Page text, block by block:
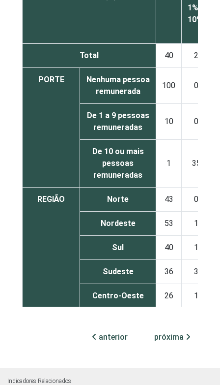
1% a
10%
Total 40 2
PORTE
Nenhuma pessoa
remunerada
100 0
De 1 a 9 pessoas
remuneradas
10 0
De 10 ou mais
pessoas
remuneradas
1 35
REGIÃO Norte 43 0
Nordeste 53 1
Sul 40 1
Sudeste 36 3
Centro-Oeste 26 1
patronais,
17
anterior próxima
Indicadores Relacionados